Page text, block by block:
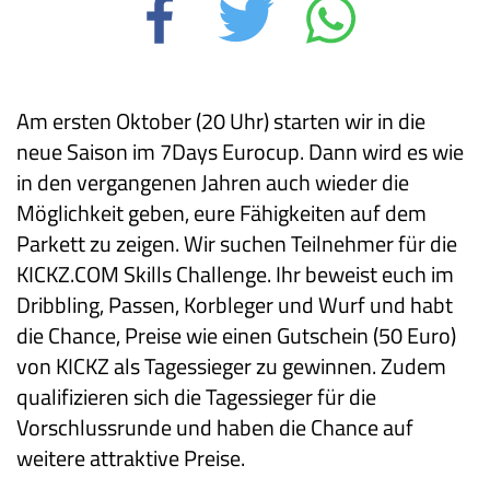
Am ersten Oktober (20 Uhr) starten wir in die
neue Saison im 7Days Eurocup. Dann wird es wie
in den vergangenen Jahren auch wieder die
Möglichkeit geben, eure Fähigkeiten auf dem
Parkett zu zeigen. Wir suchen Teilnehmer für die
KICKZ.COM Skills Challenge. Ihr beweist euch im
Dribbling, Passen, Korbleger und Wurf und habt
die Chance, Preise wie einen Gutschein (50 Euro)
von KICKZ als Tagessieger zu gewinnen. Zudem
qualifizieren sich die Tagessieger für die
Vorschlussrunde und haben die Chance auf
weitere attraktive Preise.